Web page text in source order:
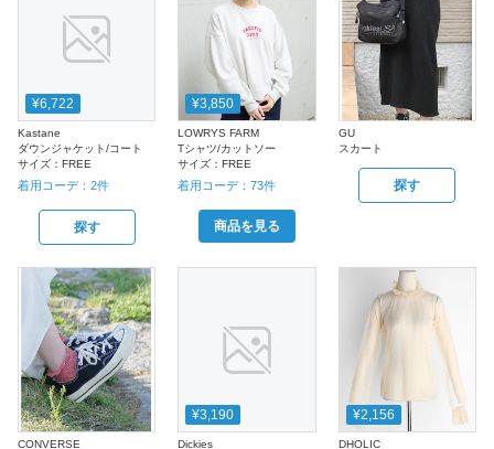
¥6,722
Kastane
ダウンジャケット/コート
サイズ： FREE
着用コーデ： 2件
探す
¥3,850
LOWRYS FARM
Tシャツ/カットソー
サイズ：FREE
着用コーデ：73件
商品を見る
GU
スカート
探す
CONVERSE
¥3,190
Dickies
¥2,156
DHOLIC